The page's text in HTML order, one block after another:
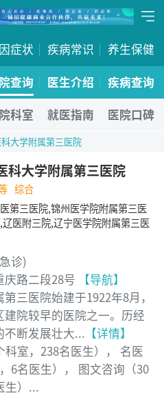
症状 疾病常识
养生保健
查询 医生介绍
疾病查询
科室 就医指南 医院口碑
大学附属第三医院
科大学附属第三医院
综合
第三医院,锦州医学院附属第三医
辽医附三院,辽宁医学院附属第三医
诊)
路二段28号
【导航】
三医院始建于1922年8月，
建院较早的医院之一。历经
不断发展壮大... 【详情】
科室，238名医生）， 名医
6名医生）， 图文咨询（30
生）...